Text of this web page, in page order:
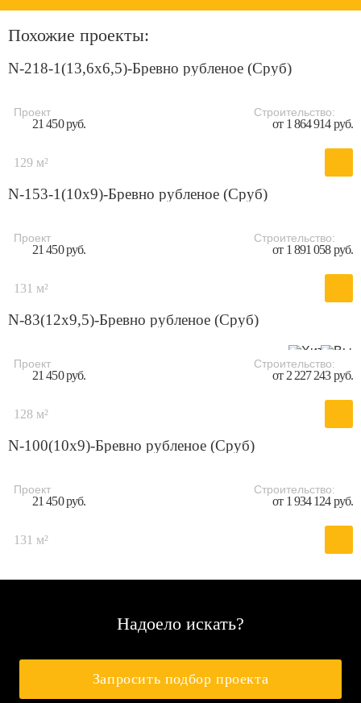
Похожие проекты:
N-218-1(13,6x6,5)-Бревно рубленое (Сруб)
Проект
21 450 руб.
Строительство:
от 1 864 914 руб.
129 м²
N-153-1(10x9)-Бревно рубленое (Сруб)
Проект
21 450 руб.
Строительство:
от 1 891 058 руб.
131 м²
N-83(12х9,5)-Бревно рубленое (Сруб)
Проект
21 450 руб.
Строительство:
от 2 227 243 руб.
128 м²
N-100(10х9)-Бревно рубленое (Сруб)
Проект
21 450 руб.
Строительство:
от 1 934 124 руб.
131 м²
Надоело искать?
Запросить подбор проекта